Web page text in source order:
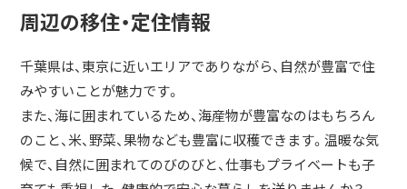
周辺の移住・定住情報
千葉県は、東京に近いエリアでありながら、自然が豊富で住
みやすいことが魅力です。
また、海に囲まれているため、海産物が豊富なのはもちろん
のこと、米、野菜、果物なども豊富に収穫できます。温暖な気
候で、自然に囲まれてのびのびと、仕事もプライベートも子